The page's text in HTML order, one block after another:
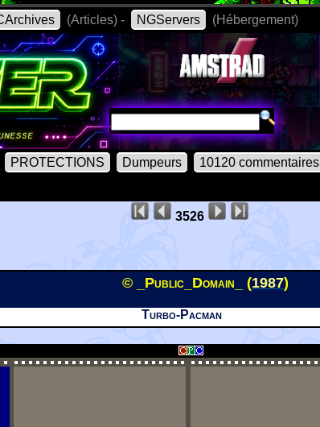
(Articles) - NGServers (Hébergement)
PROTECTIONS Dumpeurs 10120 commentaires
3526
© _Public_Domain_ (1987)
Turbo-Pacman